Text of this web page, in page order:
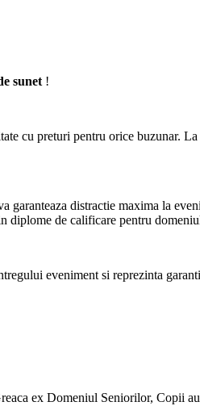
sunet!
cu preturi pentru orice buzunar.
distractie maxima la
diplome de calificare pentru
eveniment si reprezinta
ex Domeniul Seniorilor, Copii